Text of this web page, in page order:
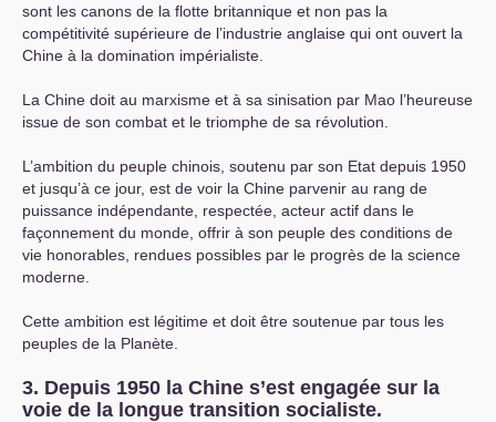
sont les canons de la flotte britannique et non pas la
compétitivité supérieure de l’industrie anglaise qui ont ouvert la
Chine à la domination impérialiste.
La Chine doit au marxisme et à sa sinisation par Mao l’heureuse
issue de son combat et le triomphe de sa révolution.
L’ambition du peuple chinois, soutenu par son Etat depuis 1950
et jusqu’à ce jour, est de voir la Chine parvenir au rang de
puissance indépendante, respectée, acteur actif dans le
façonnement du monde, offrir à son peuple des conditions de
vie honorables, rendues possibles par le progrès de la science
moderne.
Cette ambition est légitime et doit être soutenue par tous les
peuples de la Planète.
3. Depuis 1950 la Chine s’est engagée sur la
voie de la longue transition socialiste.